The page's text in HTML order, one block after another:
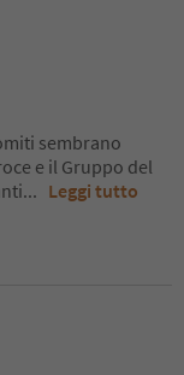
sembrano
e il Gruppo del
... Leggi tutto